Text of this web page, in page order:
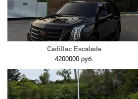
Cadillac Escalade
4200000 руб.